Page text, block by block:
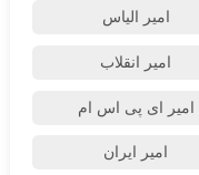
امیر الیاس
امیر انقلاب
امیر ای پی اس ام
امیر ایران